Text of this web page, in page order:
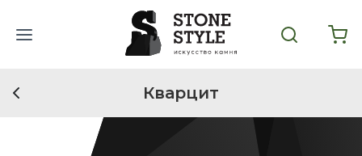
Кварцит